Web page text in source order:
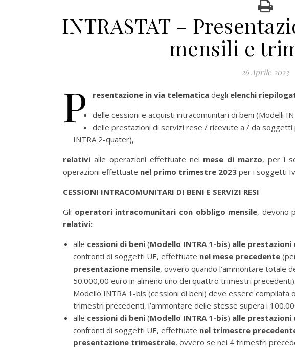
INTRASTAT –
mensili e
26 Aprile 2023
P resentazione in via telematica degli elenchi
delle cessioni e acquisti intracomunitari di beni (Modelli
delle prestazioni di servizi rese / ricevute a / da soggetti
INTRA 2-quater),
relativi alle operazioni effettuate nel mese di marzo, per i
operazioni effettuate nel primo trimestre 2023 per i soggetti
CESSIONI INTRACOMUNITARI DI BENI E SERVIZI RESI
Gli operatori intracomunitari con obbligo mensile, devono
relativi:
alle cessioni di beni (Modello INTRA 1-bis) alle prestazioni
confronti di soggetti UE, effettuate nel mese precedente
presentazione mensile, ovvero quando l'ammontare totale
50.000,00 euro in almeno uno dei quattro trimestri
Modello INTRA 1-bis (cessioni di beni) deve essere compilata
trimestri precedenti, l’ammontare delle stesse supera i
alle cessioni di beni (Modello INTRA 1-bis) alle prestazioni
confronti di soggetti UE, effettuate nel trimestre
presentazione trimestrale, ovvero se nei 4 trimestri